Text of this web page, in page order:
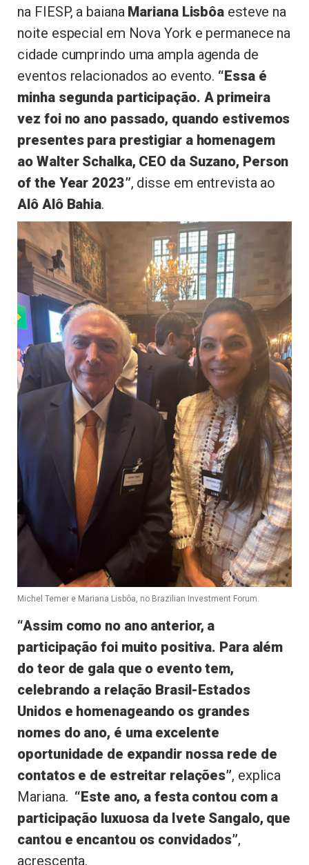
na FIESP, a baiana Mariana Lisbôa esteve na
noite especial em Nova York e permanece na
cidade cumprindo uma ampla agenda de
eventos relacionados ao evento. “Essa é
minha segunda participação. A primeira
vez foi no ano passado, quando estivemos
presentes para prestigiar a homenagem
ao Walter Schalka, CEO da Suzano, Person
of the Year 2023”, disse em entrevista ao
Alô Alô Bahia.
Michel Temer e Mariana Lisbôa, no Brazilian Investment Forum.
“Assim como no ano anterior, a
participação foi muito positiva. Para além
do teor de gala que o evento tem,
celebrando a relação Brasil-Estados
Unidos e homenageando os grandes
nomes do ano, é uma excelente
oportunidade de expandir nossa rede de
contatos e de estreitar relações”, explica
Mariana. “Este ano, a festa contou com a
participação luxuosa da Ivete Sangalo, que
cantou e encantou os convidados”,
acrescenta.